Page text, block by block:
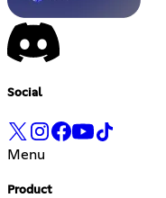
Social
Menu
Product